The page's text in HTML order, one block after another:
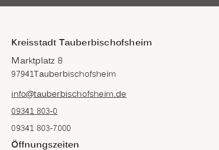
Kreisstadt Tauberbischofsheim
Marktplatz 8
97941Tauberbischofsheim
info@tauberbischofsheim.de
09341 803-0
09341 803-7000
Öffnungszeiten